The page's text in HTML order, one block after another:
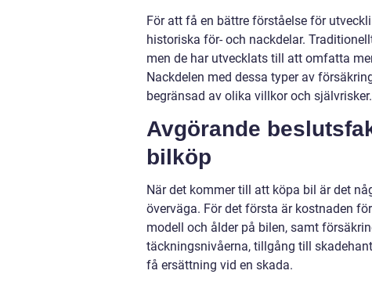
För att få en bättre förståelse för
historiska för- och nackdelar.
men de har utvecklats till att omfatta
Nackdelen med dessa typer av
begränsad av olika villkor och självrisker.
Avgörande
bilköp
När det kommer till att köpa bil är det
överväga. För det första är kostnaden
modell och ålder på bilen, samt
täckningsnivåerna, tillgång till
få ersättning vid en skada.